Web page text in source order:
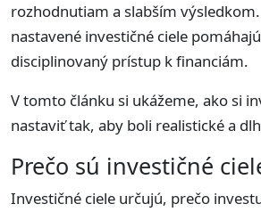
rozhodnutiam a slabším
nastavené investičné ciele
disciplinovaný prístup k financiám.
V tomto článku si ukážeme, ako si
nastaviť tak, aby boli realistické a
Prečo sú investičné
Investičné ciele určujú, prečo